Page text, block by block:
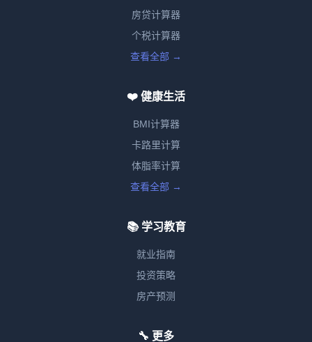
房贷计算器
个税计算器
查看全部 →
❤️ 健康生活
BMI计算器
卡路里计算
体脂率计算
查看全部 →
📚 学习教育
就业指南
投资策略
房产预测
🔧 更多